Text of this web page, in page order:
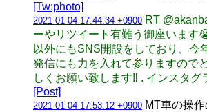
[Tw:photo]
2021-01-04 17:44:34 +0900 RT
ーやリツイート有難う御座います
以外にもSNS開設をしており、今
発信にも力を入れて参りますので
しくお願い致します‼️ . インスタ
[Post]
2021-01-04 17:53:12 +0900 MT車の操